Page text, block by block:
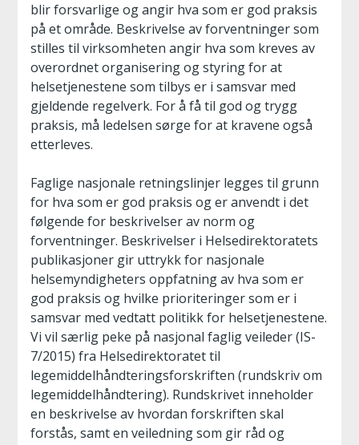
blir forsvarlige og angir hva som er god praksis
på et område. Beskrivelse av forventninger som
stilles til virksomheten angir hva som kreves av
overordnet organisering og styring for at
helsetjenestene som tilbys er i samsvar med
gjeldende regelverk. For å få til god og trygg
praksis, må ledelsen sørge for at kravene også
etterleves.
Faglige nasjonale retningslinjer legges til grunn
for hva som er god praksis og er anvendt i det
følgende for beskrivelser av norm og
forventninger. Beskrivelser i Helsedirektoratets
publikasjoner gir uttrykk for nasjonale
helsemyndigheters oppfatning av hva som er
god praksis og hvilke prioriteringer som er i
samsvar med vedtatt politikk for helsetjenestene.
Vi vil særlig peke på nasjonal faglig veileder (IS-
7/2015) fra Helsedirektoratet til
legemiddelhåndteringsforskriften (rundskriv om
legemiddelhåndtering). Rundskrivet inneholder
en beskrivelse av hvordan forskriften skal
forstås, samt en veiledning som gir råd og